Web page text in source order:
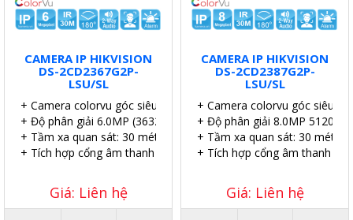
CAMERA IP HIKVISION
DS-2CD2367G2P-
LSU/SL
+ Camera colorvu góc siêu rộng 180°.
+ Độ phân giải 6.0MP (3632×1632@20fps).
+ Tầm xa quan sát: 30 mét.
+ Tích hợp cổng âm thanh in/out và cổng alarm in/out.
Giá: Liên hệ
CAMERA IP HIKVISION
DS-2CD2387G2P-
LSU/SL
+ Camera colorvu góc siêu
+ Độ phân giải 8.0MP 5120 ×
+ Tầm xa quan sát: 30 mét.
+ Tích hợp cổng âm thanh in/
Giá: Liên hệ